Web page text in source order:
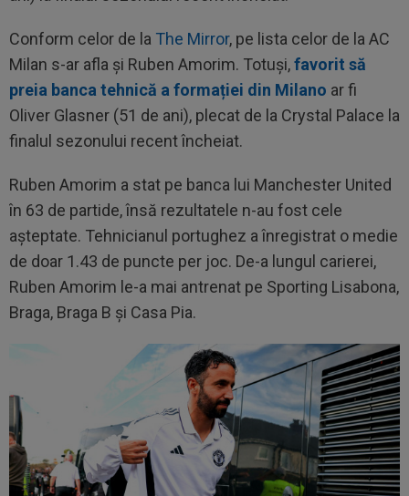
Conform celor de la The Mirror, pe lista celor de la AC
Milan s-ar afla și Ruben Amorim. Totuși,favorit să
preia banca tehnică a formației din Milano ar fi
Oliver Glasner (51 de ani), plecat de la Crystal Palace la
finalul sezonului recent încheiat.
Ruben Amorim a stat pe banca lui Manchester United
în 63 de partide, însă rezultatele n-au fost cele
așteptate. Tehnicianul portughez a înregistrat o medie
de doar 1.43 de puncte per joc. De-a lungul carierei,
Ruben Amorim le-a mai antrenat pe Sporting Lisabona,
Braga, Braga B și Casa Pia.